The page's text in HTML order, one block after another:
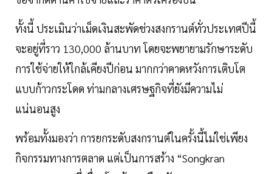
ทั้งนี้ ประเมินว่าเม็ดเงินสะพัดช่วงสงกรานต์ทั่วประเทศปีนี้
จะอยู่ที่ราว 130,000 ล้านบาท โดยจะพยายามรักษาระดับ
การใช้จ่ายให้ใกล้เคียงปีก่อน มากกว่าคาดหวังการเติบโต
แบบก้าวกระโดด ท่ามกลางเศรษฐกิจที่ยังมีความไม่
แน่นอนสูง
พร้อมทั้งมองว่า การยกระดับสงกรานต์ในครั้งนี้ไม่ใช่เพียง
กิจกรรมทางการตลาด แต่เป็นการสร้าง “Songkran